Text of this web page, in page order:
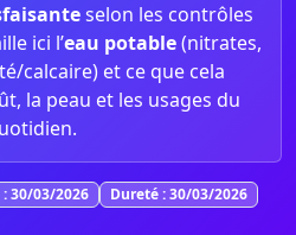
selon les contrôles
ici l’eau potable(nitrates,
calcaire) et ce que cela
la peau et les usages du
30/03/2026
Dureté : 30/03/2026